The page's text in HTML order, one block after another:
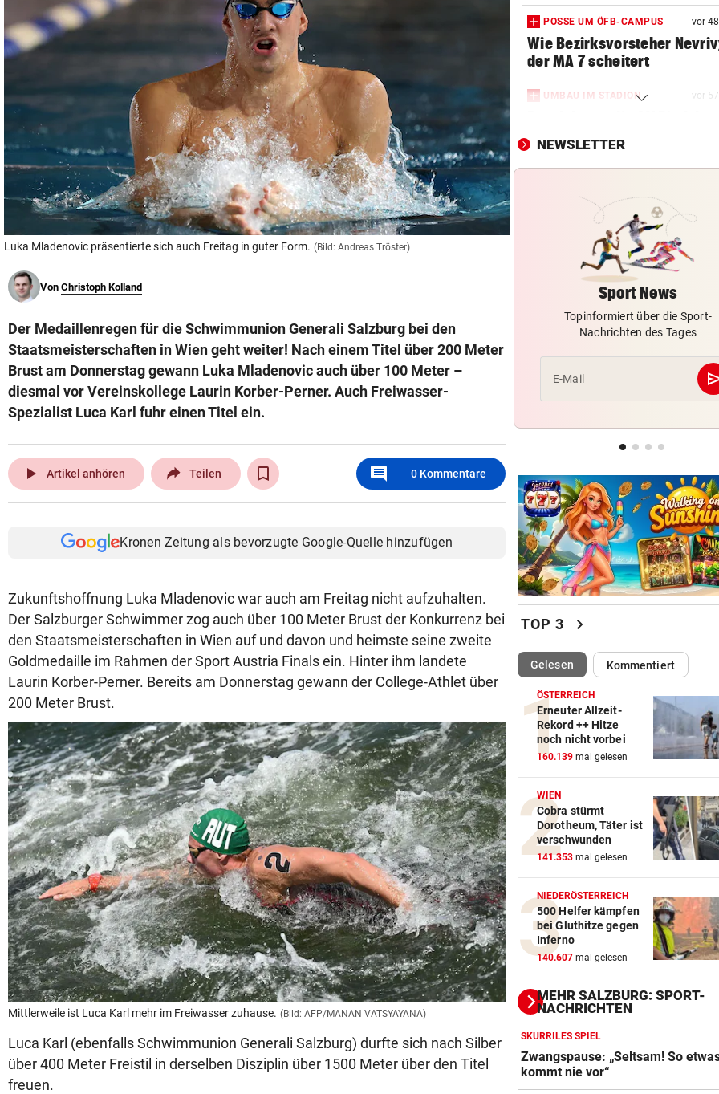
© Krone Multimedia GmbH & Co KG 2026
Muthgasse 2, 1190 Wien
Luka Mladenovic präsentierte sich auch Freitag in guter Form. (Bild: Andreas Tröster)
Von Christoph Kolland
Der Medaillenregen für die Schwimmunion Generali Salzburg bei den
Staatsmeisterschaften in Wien geht weiter! Nach einem Titel über 200 Meter
Brust am Donnerstag gewann Luka Mladenovic auch über 100 Meter –
diesmal vor Vereinskollege Laurin Korber-Perner. Auch Freiwasser-
Spezialist Luca Karl fuhr einen Titel ein.
play_arrow Artikel anhören Teilen comment 0 Kommentare
Kronen Zeitung als bevorzugte Google-Quelle hinzufügen
Zukunftshoffnung Luka Mladenovic war auch am Freitag nicht aufzuhalten.
Der Salzburger Schwimmer zog auch über 100 Meter Brust der Konkurrenz bei
den Staatsmeisterschaften in Wien auf und davon und heimste seine zweite
Goldmedaille im Rahmen der Sport Austria Finals ein. Hinter ihm landete
Laurin Korber-Perner. Bereits am Donnerstag gewann der College-Athlet über
200 Meter Brust.
Mittlerweile ist Luca Karl mehr im Freiwasser zuhause. (Bild: AFP/MANAN VATSYAYANA)
Luca Karl (ebenfalls Schwimmunion Generali Salzburg) durfte sich nach Silber
über 400 Meter Freistil in derselben Disziplin über 1500 Meter über den Titel
freuen.
POSSE UM ÖFB-CAMPUS vor
Wie Bezirksvorsteher
der MA 7 scheitert
UMBAU IM STADION vor
einzig vom Klo
TROTZDEM STARK BEI EM
„War echt blöd“
HEIL KEHRT HEIM
Pfeifkonzert? „Habe für den
alles gegeben!“
LISL PERKAUS
Wienerin stieß vor 100
Rekord für Ewigkeit
ich haben wollte“
„Nur Pflicht erfüllt,
Ausrufezeichen!“
NEWSLETTER
Sport News
Topinformiert über die Sport-
Nachrichten des Tages
E-Mail
TOP 3 chevron_right
Gelesen(ausgewählt)Kommentiert
ÖSTERREICH
Erneuter Allzeit-
Rekord ++ Hitze
noch nicht vorbei
160.139 mal gelesen
WIEN
Cobra stürmt
Dorotheum, Täter ist
verschwunden
141.353 mal gelesen
NIEDERÖSTERREICH
500 Helfer kämpfen
bei Gluthitze gegen
Inferno
140.607 mal gelesen
MEHR SALZBURG: SPORT-
NACHRICHTEN
SKURRILES SPIEL
Zwangspause: „Seltsam! So
kommt nie vor“